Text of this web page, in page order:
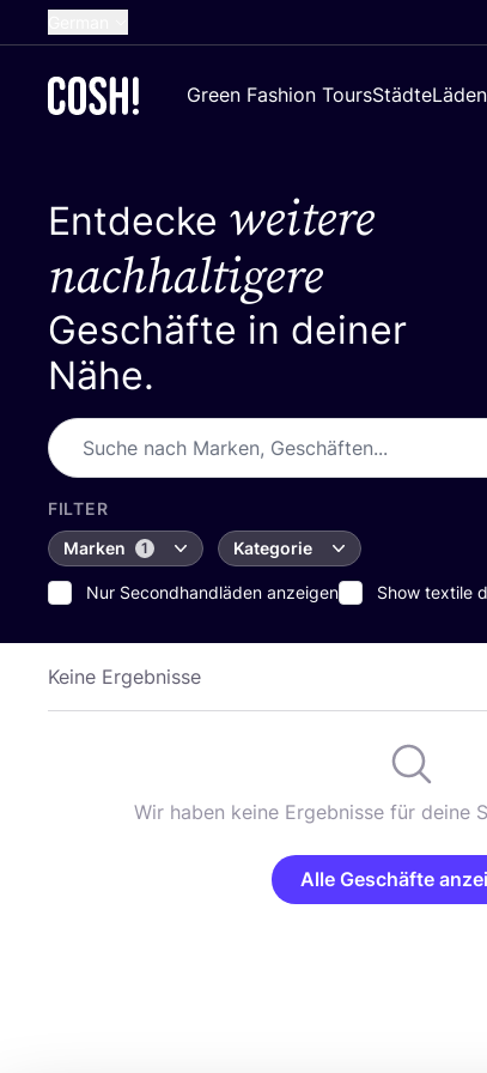
Dutch
Spanish
Green Fashion ToursStädteLäden
Entdecke weitere
nachhaltigere
Geschäfte in deiner
Nähe.
FILTER
Marken
1 Kategorie
Nur Secondhandläden anzeigen Show textile
Keine Ergebnisse
Wir haben keine Ergebnisse für deine
Alle Geschäfte